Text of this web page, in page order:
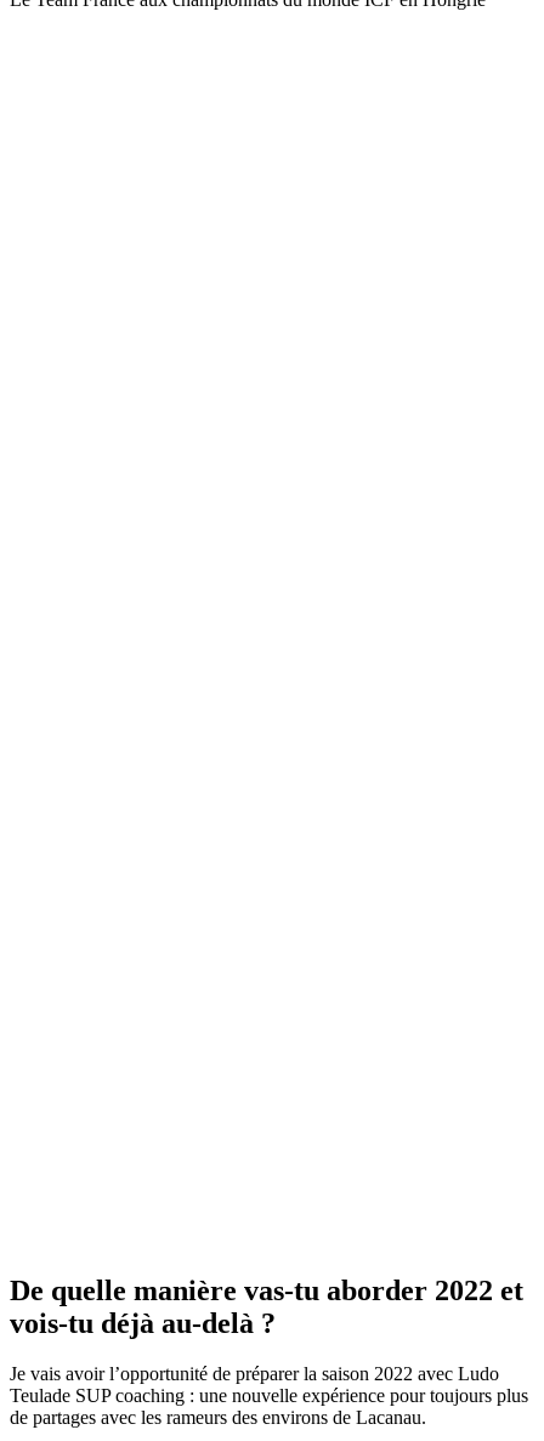
De quelle manière vas-tu aborder 2022 et
vois-tu déjà au-delà ?
​Je vais avoir l’opportunité de préparer la saison 2022 avec Ludo
Teulade SUP coaching : une nouvelle expérience pour toujours plus
de partages avec les rameurs des environs de Lacanau.